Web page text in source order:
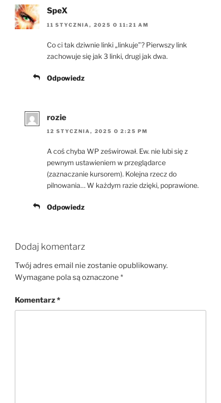
SpeX
11 STYCZNIA, 2025 O 11:21 AM
Co ci tak dziwnie linki „linkuje”? Pierwszy link
zachowuje się jak 3 linki, drugi jak dwa.
Odpowiedz
rozie
12 STYCZNIA, 2025 O 2:25 PM
A coś chyba WP ześwirował. Ew. nie lubi się z
pewnym ustawieniem w przeglądarce
(zaznaczanie kursorem). Kolejna rzecz do
pilnowania… W każdym razie dzięki, poprawione.
Odpowiedz
Dodaj komentarz
Twój adres email nie zostanie opublikowany.
Wymagane pola są oznaczone *
Komentarz*